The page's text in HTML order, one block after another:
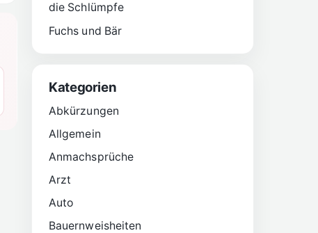
die Schlümpfe
Fuchs und Bär
Kategorien
Abkürzungen
Allgemein
Anmachsprüche
Arzt
Auto
Bauernweisheiten